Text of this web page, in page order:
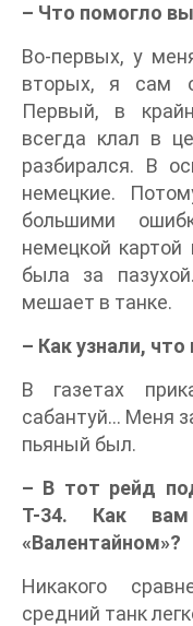
– Что помогло
Во-первых, у
вторых, я сам
Первый, в
всегда клал в
разбирался. В
немецкие.
большими
немецкой картой
была за
мешает в танке.
– Как узнали, что
В газетах
сабантуй… Меня
пьяный был.
– В тот рейд
Т-34. Как
«Валентайном»?
Никакого
средний танк